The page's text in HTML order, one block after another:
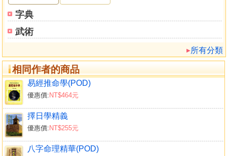
字典
武術
所有分類
相同作者的商品
易經推命學(POD)
優惠價: NT$464元
擇日學精義
優惠價: NT$255元
八字命理精華(POD)